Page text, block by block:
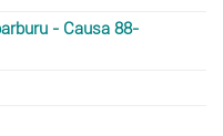
- Causa 88-